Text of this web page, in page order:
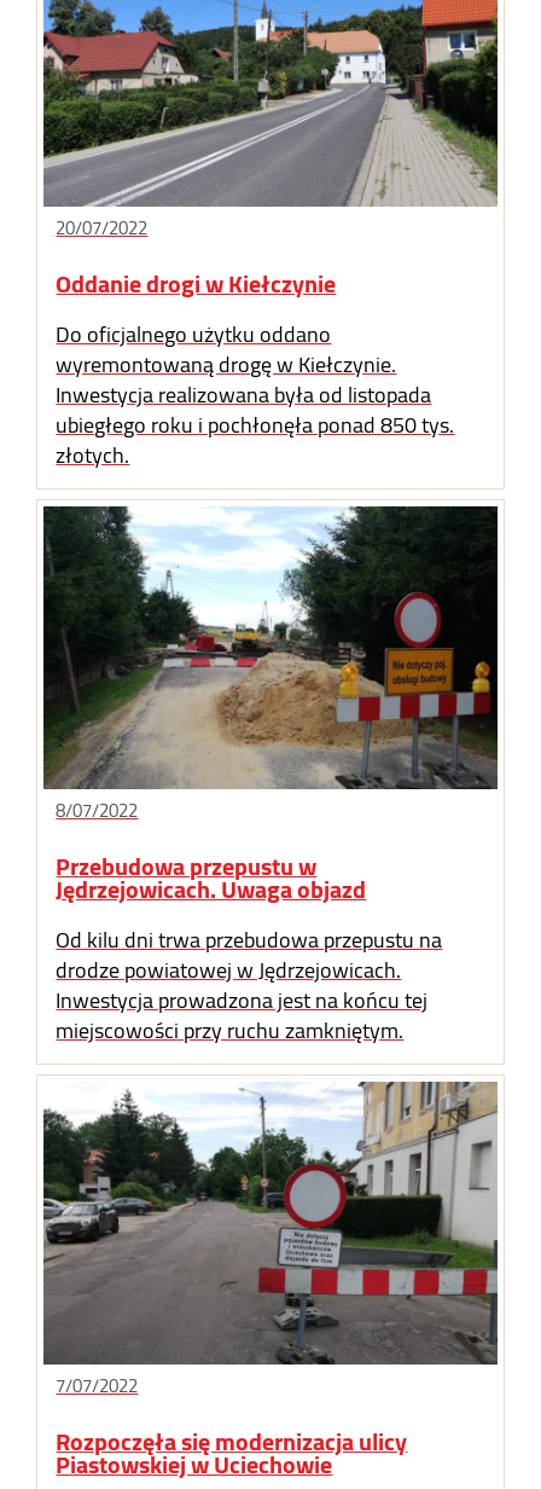
20/07/2022
Oddanie drogi w Kiełczynie
Do oficjalnego użytku oddano
wyremontowaną drogę w Kiełczynie.
Inwestycja realizowana była od listopada
ubiegłego roku i pochłonęła ponad 850 tys.
złotych.
8/07/2022
Przebudowa przepustu w
Jędrzejowicach. Uwaga objazd
Od kilu dni trwa przebudowa przepustu na
drodze powiatowej w Jędrzejowicach.
Inwestycja prowadzona jest na końcu tej
miejscowości przy ruchu zamkniętym.
7/07/2022
Rozpoczęła się modernizacja ulicy
Piastowskiej w Uciechowie